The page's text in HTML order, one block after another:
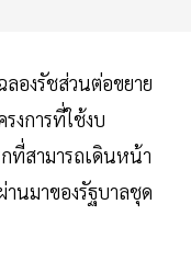
องรัชส่วนต่อขยาย
งการที่ใช้งบ
ที่สามารถเดินหน้า
นมาของรัฐบาลชุด